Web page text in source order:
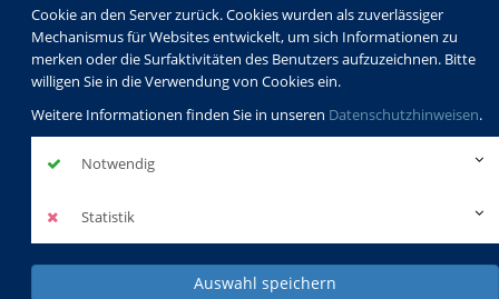
Cookie an den Server zurück. Cookies wurden als zuverlässiger
Mechanismus für Websites entwickelt, um sich Informationen zu
merken oder die Surfaktivitäten des Benutzers aufzuzeichnen. Bitte
willigen Sie in die Verwendung von Cookies ein.
Weitere Informationen finden Sie in unseren Datenschutzhinweisen.
Notwendig
Statistik
Auswahl speichern
Programm
Schulabschlüsse
Schulkindbetreuung
Service